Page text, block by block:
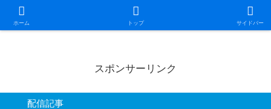
ホーム トップ サイドバー
日本第一！ニュース録
スポンサーリンク
配信記事